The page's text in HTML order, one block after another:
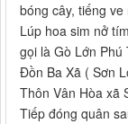
bóng cây, tiếng
Lúp hoa sim nở
gọi là Gò Lớn Phú
Đồn Ba Xã ( Sơn
Thôn Vân Hòa xã
Tiếp đóng quân